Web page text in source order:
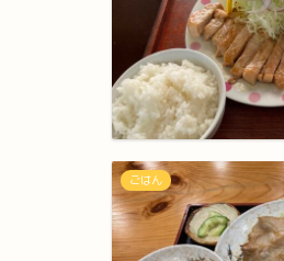
ごはん